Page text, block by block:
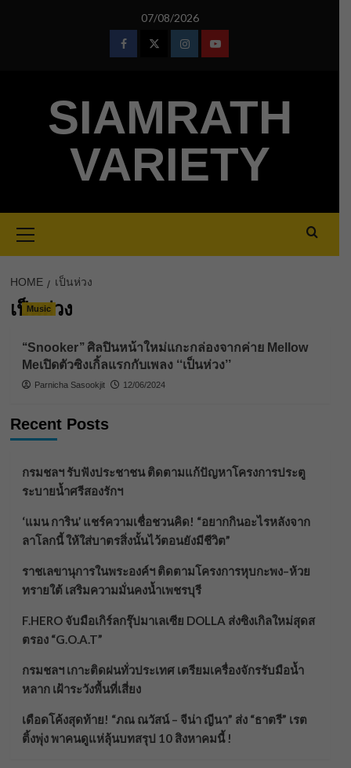
07/08/2026
FacebookTwitterInstagramYoutube
SIAMRATH
VARIETY
Menu
HOME เป็นห่วง
เป็นห่วง
Music
‘‘Snooker’’ ศิลปินหน้าใหม่แกะกล่องจากค่าย Mellow
Meเปิดตัวซิงเกิ้ลแรกกับเพลง ‘‘เป็นห่วง’’
Parnicha Sasookjit 12/06/2024
Recent Posts
กรมชลฯ รับฟังประชาชน ติดตามแก้ปัญหาโครงการประตู
ระบายน้ำศรีสองรักฯ
‘แมน การิน’ แชร์ความเชื่อชวนคิด! “อยากกินอะไรหลังจาก
ลาโลกนี้ ให้ใส่บาตรสิ่งนั้นไว้ตอนยังมีชีวิต”
ราชเลขานุการในพระองค์ฯ ติดตามโครงการหุบกะพง–ห้วย
ทรายใต้ เสริมความมั่นคงน้ำเพชรบุรี
F.HERO จับมือเกิร์ลกรุ๊ปมาเลเซีย DOLLA ส่งซิงเกิลใหม่สุดส
ตรอง “G.O.A.T”
กรมชลฯ เกาะติดฝนทั่วประเทศ เตรียมเครื่องจักรรับมือน้ำ
หลาก เฝ้าระวังพื้นที่เสี่ยง
เดือดโค้งสุดท้าย! “ภณ ณวัสน์ – จีน่า ญีนา” ส่ง “ธาตรี” เรต
ติ้งพุ่ง พาคนดูแห่ลุ้นบทสรุป 10 สิงหาคมนี้ !